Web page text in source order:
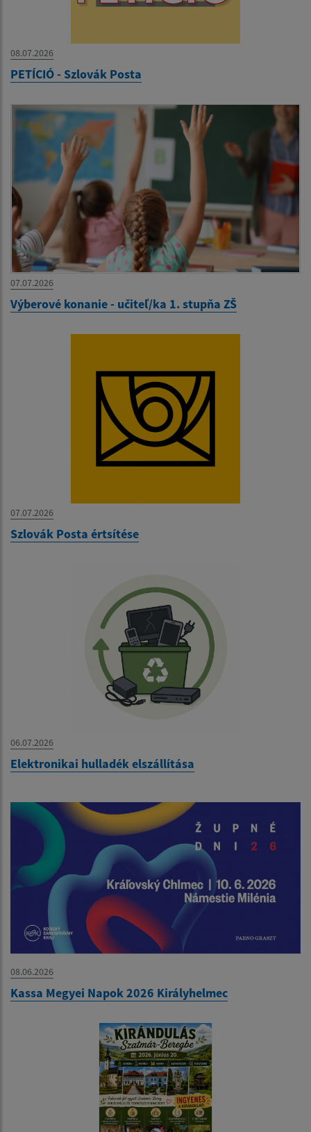
08.07.2026
PETÍCIÓ - Szlovák Posta
07.07.2026
Výberové konanie - učiteľ/ka 1. stupňa ZŠ
07.07.2026
Szlovák Posta értsítése
06.07.2026
Elektronikai hulladék elszállítása
08.06.2026
Kassa Megyei Napok 2026 Királyhelmec